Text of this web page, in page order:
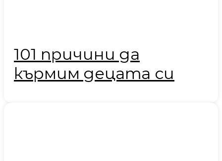
101 причини да
кърмим децата си